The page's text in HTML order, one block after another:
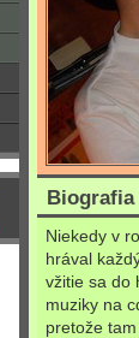
Biografia
Niekedy v
hrával
vžitie sa do
muziky na
pretože